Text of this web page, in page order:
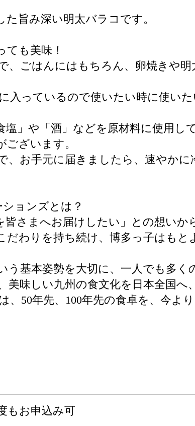
旨み深い明太バラコです。
ても美味！
、ごはんにはもちろん、卵焼きや
入っているので使いたい時に使いた
塩」や「酒」などを原材料に使用
ざいます。
、お手元に届きましたら、速やか
ョンズとは？
皆さまへお届けしたい」との想いか
だわりを持ち続け、博多っ子はも
う基本姿勢を大切に、一人でも多
美味しい九州の食文化を日本全国へ
、50年先、100年先の食卓を、今よ
もお申込み可